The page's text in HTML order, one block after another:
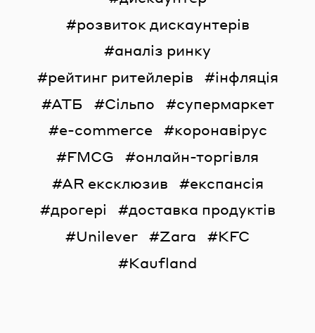
розвиток дискаунтерів
аналіз ринку
рейтинг ритейлерів
інфляція
АТБ
Сільпо
супермаркет
e-commerce
коронавірус
FMCG
онлайн-торгівля
AR ексклюзив
експансія
дрогері
доставка продуктів
Unilever
Zara
KFC
Kaufland